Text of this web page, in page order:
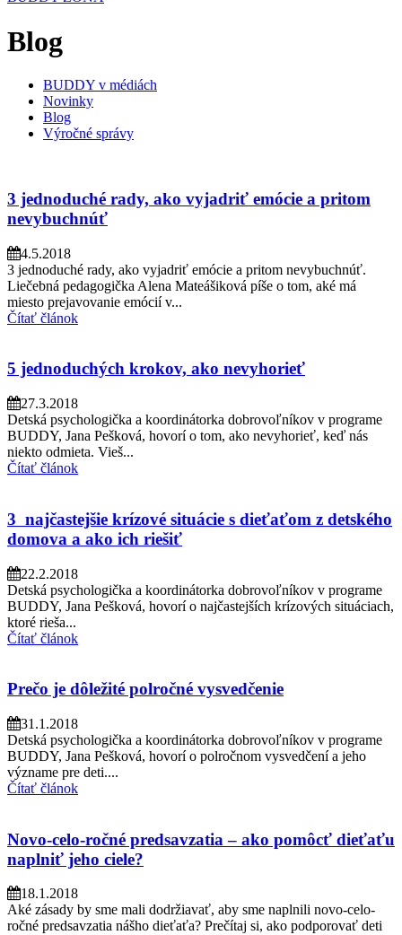
Blog
BUDDY v médiách
Novinky
Blog
Výročné správy
3 jednoduché rady, ako vyjadriť emócie a pritom
nevybuchnúť
4.5.2018
3 jednoduché rady, ako vyjadriť emócie a pritom nevybuchnúť.
Liečebná pedagogička Alena Mateášiková píše o tom, aké má
miesto prejavovanie emócií v...
Čítať článok
5 jednoduchých krokov, ako nevyhorieť
27.3.2018
Detská psychologička a koordinátorka dobrovoľníkov v programe
BUDDY, Jana Pešková, hovorí o tom, ako nevyhorieť, keď nás
niekto odmieta. Vieš...
Čítať článok
3 najčastejšie krízové situácie s dieťaťom z detského
domova a ako ich riešiť
22.2.2018
Detská psychologička a koordinátorka dobrovoľníkov v programe
BUDDY, Jana Pešková, hovorí o najčastejších krízových situáciach,
ktoré rieša...
Čítať článok
Prečo je dôležité polročné vysvedčenie
31.1.2018
Detská psychologička a koordinátorka dobrovoľníkov v programe
BUDDY, Jana Pešková, hovorí o polročnom vysvedčení a jeho
význame pre deti....
Čítať článok
Novo-celo-ročné predsavzatia – ako pomôcť dieťaťu
naplniť jeho ciele?
18.1.2018
Aké zásady by sme mali dodržiavať, aby sme naplnili novo-celo-
ročné predsavzatia nášho dieťaťa? Prečítaj si, ako podporovať deti